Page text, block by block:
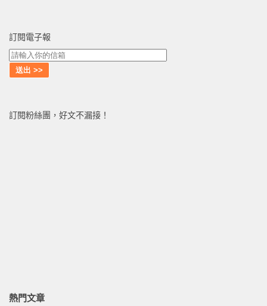
訂閱電子報
訂閱粉絲團，好文不漏接！
熱門文章